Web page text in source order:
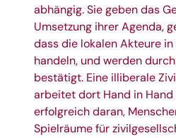
abhängig. Sie geben das
Umsetzung ihrer Agenda,
dass die lokalen Akteure in
handeln, und werden
bestätigt. Eine illiberale
arbeitet dort Hand in
erfolgreich daran,
Spielräume für